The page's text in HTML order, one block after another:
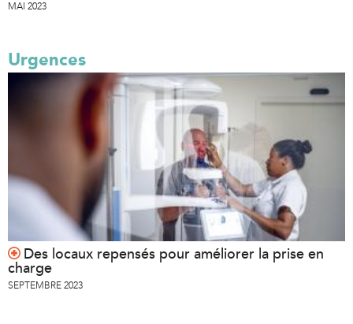
MAI 2023
Urgences
Des locaux repensés pour améliorer la prise en
charge
SEPTEMBRE 2023